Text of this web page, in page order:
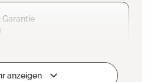
Garantie
anzeigen